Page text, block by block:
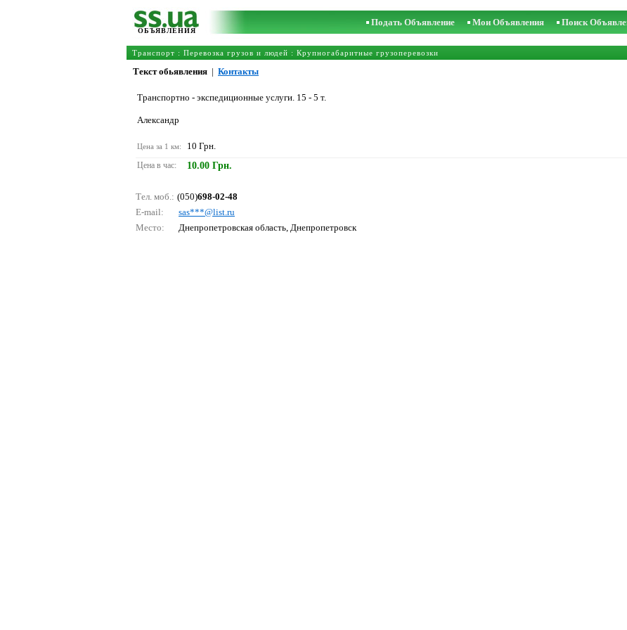
ОБЪЯВЛЕНИЯ
Подать Объявление Мои Объявления Поиск
Транспорт : Перевозка грузов и людей : Крупногабаритные грузоперевозки
Текст обьявления | Контакты
Транспортно - экспедиционные услуги. 15 - 5 т.
Александр
Цена за 1 км: 10 Грн.
Цена в час: 10.00 Грн.
Тел. моб.: (050)698-02-48
E-mail:
sаs***@list.ru
Место:
Днепропетровская область, Днепропетровск